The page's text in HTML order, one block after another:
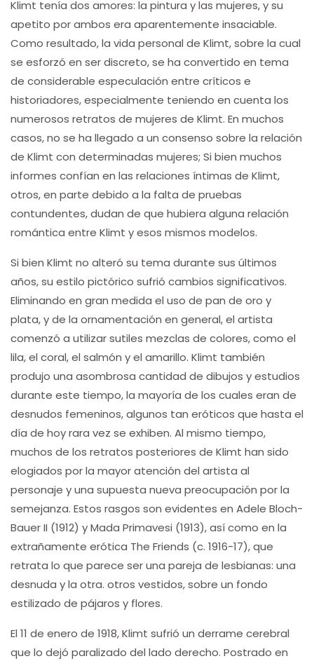
Klimt tenía dos amores: la pintura y las mujeres, y su
apetito por ambos era aparentemente insaciable.
Como resultado, la vida personal de Klimt, sobre la cual
se esforzó en ser discreto, se ha convertido en tema
de considerable especulación entre críticos e
historiadores, especialmente teniendo en cuenta los
numerosos retratos de mujeres de Klimt. En muchos
casos, no se ha llegado a un consenso sobre la relación
de Klimt con determinadas mujeres; Si bien muchos
informes confían en las relaciones íntimas de Klimt,
otros, en parte debido a la falta de pruebas
contundentes, dudan de que hubiera alguna relación
romántica entre Klimt y esos mismos modelos.
Si bien Klimt no alteró su tema durante sus últimos
años, su estilo pictórico sufrió cambios significativos.
Eliminando en gran medida el uso de pan de oro y
plata, y de la ornamentación en general, el artista
comenzó a utilizar sutiles mezclas de colores, como el
lila, el coral, el salmón y el amarillo. Klimt también
produjo una asombrosa cantidad de dibujos y estudios
durante este tiempo, la mayoría de los cuales eran de
desnudos femeninos, algunos tan eróticos que hasta el
día de hoy rara vez se exhiben. Al mismo tiempo,
muchos de los retratos posteriores de Klimt han sido
elogiados por la mayor atención del artista al
personaje y una supuesta nueva preocupación por la
semejanza. Estos rasgos son evidentes en Adele Bloch-
Bauer II (1912) y Mada Primavesi (1913), así como en la
extrañamente erótica The Friends (c. 1916-17), que
retrata lo que parece ser una pareja de lesbianas: una
desnuda y la otra. otros vestidos, sobre un fondo
estilizado de pájaros y flores.
El 11 de enero de 1918, Klimt sufrió un derrame cerebral
que lo dejó paralizado del lado derecho. Postrado en